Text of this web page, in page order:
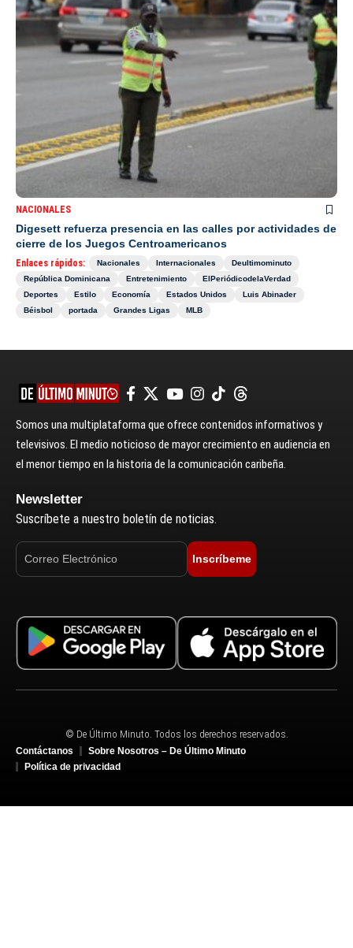
NACIONALES
Digesett refuerza presencia en las calles por actividades de
cierre de los Juegos Centroamericanos
Enlaces rápidos: Nacionales Internacionales
Deultimominuto
República Dominicana
Entretenimiento
ElPeriódicodelaVerdad
Deportes
Estilo Economía Estados Unidos
Luis Abinader
Béisbol
portada Grandes Ligas MLB
Somos una multiplataforma que ofrece contenidos informativos y
televisivos. El medio noticioso de mayor crecimiento en audiencia en
el menor tiempo en la historia de la comunicación caribeña.
Newsletter
Suscríbete a nuestro boletín de noticias.
Inscríbeme
© De Último Minuto. Todos los derechos reservados.
Contáctanos
Sobre Nosotros – De Último Minuto
Política de privacidad